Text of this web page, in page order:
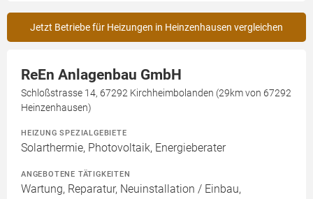
Jetzt Betriebe für Heizungen in Heinzenhausen vergleichen
ReEn Anlagenbau GmbH
Schloßstrasse 14, 67292 Kirchheimbolanden (29km von 67292
Heinzenhausen)
HEIZUNG SPEZIALGEBIETE
Solarthermie, Photovoltaik, Energieberater
ANGEBOTENE TÄTIGKEITEN
Wartung, Reparatur, Neuinstallation / Einbau,